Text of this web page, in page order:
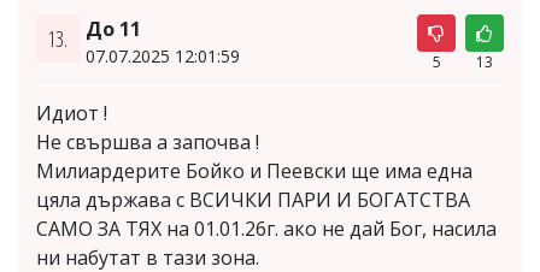
13. До 11
07.07.2025 12:01:59 5 13
Идиот !
Не свършва а започва !
Милиардерите Бойко и Пеевски ще има една
цяла държава с ВСИЧКИ ПАРИ И БОГАТСТВА
САМО ЗА ТЯХ на 01.01.26г. ако не дай Бог, насила
ни набутат в тази зона.